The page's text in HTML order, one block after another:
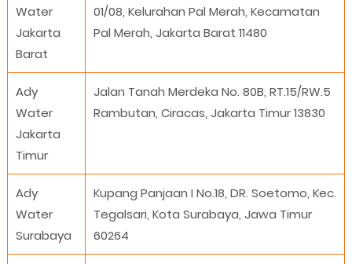
Water
Jakarta
Barat
01/08, Kelurahan Pal Merah, Kecamatan
Pal Merah, Jakarta Barat 11480
Ady
Water
Jakarta
Timur
Jalan Tanah Merdeka No. 80B, RT.15/RW.5
Rambutan, Ciracas, Jakarta Timur 13830
Ady
Water
Surabaya
Kupang Panjaan I No.18, DR. Soetomo, Kec.
Tegalsari, Kota Surabaya, Jawa Timur
60264